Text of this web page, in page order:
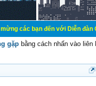
đến với Diễn đàn Cơ Điện -
gặp bằng cách nhấn vào